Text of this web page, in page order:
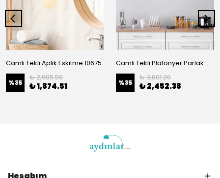
Camlı Tekli Aplik Eskitme 10675
%35
₺ 2,905.50
₺ 1,874.51
Camlı Tekli Plafönyer Parlak Gold 11671
%35
₺ 3,801.20
₺ 2,452.38